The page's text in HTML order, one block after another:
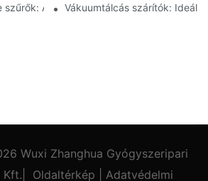
szűrők: Alkalmazások a vegyiparban és az
Vákuumtálcás szárítók:
Wuxi Zhanghua Gyógyszeripari
Kft.
Oldaltérkép Adatvédelmi